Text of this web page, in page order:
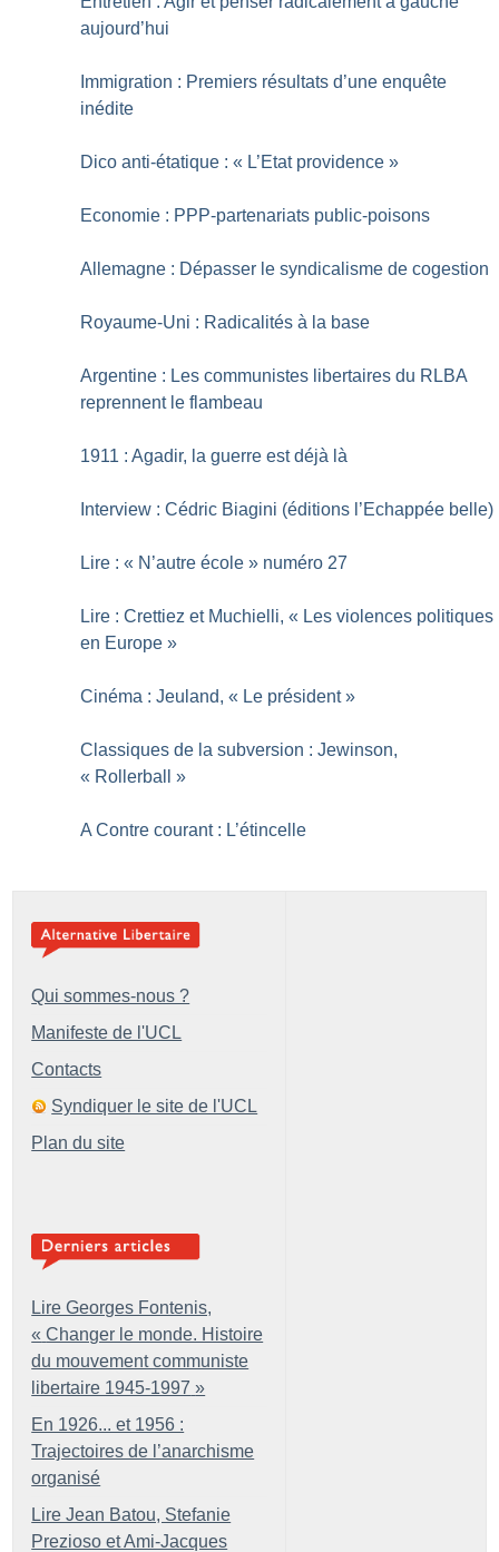
aujourd’hui
Immigration : Premiers résultats d’une enquête
inédite
Dico anti-étatique : « L’Etat providence »
Economie : PPP-partenariats public-poisons
Allemagne : Dépasser le syndicalisme de cogestion
Royaume-Uni : Radicalités à la base
Argentine : Les communistes libertaires du RLBA
reprennent le flambeau
1911 : Agadir, la guerre est déjà là
Interview : Cédric Biagini (éditions l’Echappée belle)
Lire : « N’autre école » numéro 27
Lire : Crettiez et Muchielli, « Les violences politiques
en Europe »
Cinéma : Jeuland, « Le président »
Classiques de la subversion : Jewinson,
« Rollerball »
A Contre courant : L’étincelle
Qui sommes-nous ?
Manifeste de l'UCL
Contacts
Syndiquer le site de l'UCL
Plan du site
Lire Georges Fontenis,
« Changer le monde. Histoire
du mouvement communiste
libertaire 1945-1997 »
En 1926... et 1956 :
Trajectoires de l’anarchisme
organisé
Lire Jean Batou, Stefanie
Prezioso et Ami-Jacques